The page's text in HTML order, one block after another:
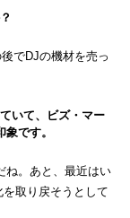
でDJの機材を売っ
いて、ビズ・マー
です。
ね。あと、最近はい
取り戻そうとして